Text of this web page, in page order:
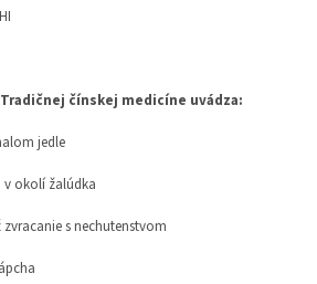
čínskej medicíne uvádza:
jedle
okolí žalúdka
s nechutenstvom